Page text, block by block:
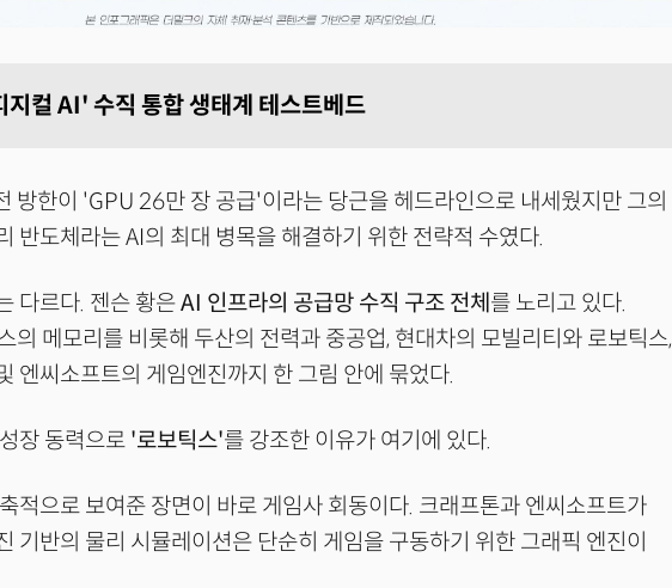
지컬 AI' 수직 통합 생태계 테스트베드
방한이 'GPU 26만 장 공급'이라는 당근을 헤드라인으로 내세웠지만 그의
반도체라는 AI의 최대 병목을 해결하기 위한 전략적 수였다.
다르다. 젠슨 황은AI 인프라의 공급망 수직 구조 전체 를 노리고 있다.
의 메모리를 비롯해 두산의 전력과 중공업, 현대차의 모빌리티와 로보틱스,
엔씨소프트의 게임엔진까지 한 그림 안에 묶었다.
장 동력으로 '로보틱스'를 강조한 이유가 여기에 있다.
적으로 보여준 장면이 바로 게임사 회동이다. 크래프톤과 엔씨소프트가
기반의 물리 시뮬레이션은 단순히 게임을 구동하기 위한 그래픽 엔진이